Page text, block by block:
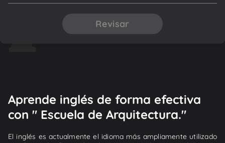
Revisar
Aprende inglés de forma efectiva
con " Escuela de Arquitectura."
El inglés es actualmente el idioma más ampliamente utilizado